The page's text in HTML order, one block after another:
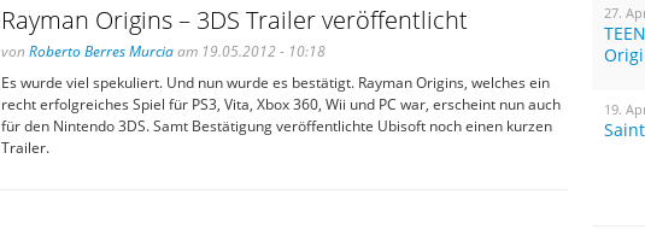
Rayman Origins – 3DS Trailer veröffentlicht
von Roberto Berres Murciaam 19.05.2012 - 10:18
Es wurde viel spekuliert. Und nun wurde es bestätigt. Rayman Origins, welches ein
recht erfolgreiches Spiel für PS3, Vita, Xbox 360, Wii und PC war, erscheint nun auch
für den Nintendo 3DS. Samt Bestätigung veröffentlichte Ubisoft noch einen kurzen
Trailer.
27.
19.